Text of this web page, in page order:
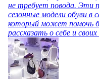
не требует повода. Эти
сезонные модели обуви в
который может помочь
рассказать о себе и своих